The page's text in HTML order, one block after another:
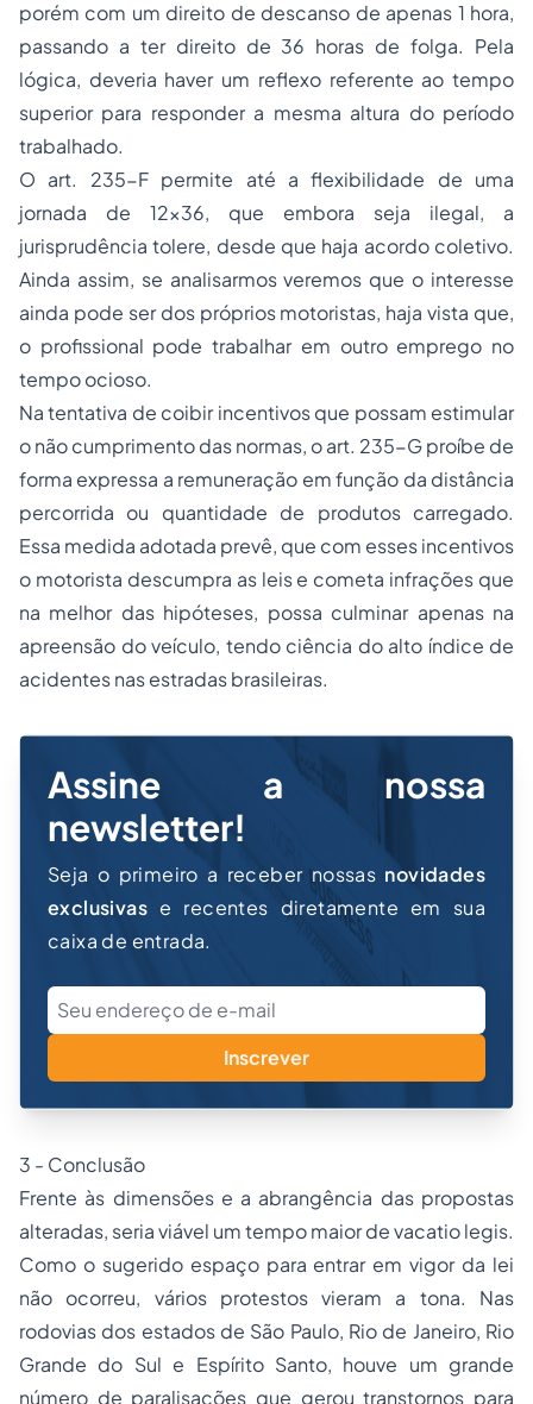
porém com um direito de descanso de apenas 1 hora,
passando a ter direito de 36 horas de folga. Pela
lógica, deveria haver um reflexo referente ao tempo
superior para responder a mesma altura do período
trabalhado.
O art. 235-F permite até a flexibilidade de uma
jornada de 12x36, que embora seja ilegal, a
jurisprudência tolere, desde que haja acordo coletivo.
Ainda assim, se analisarmos veremos que o interesse
ainda pode ser dos próprios motoristas, haja vista que,
o profissional pode trabalhar em outro emprego no
tempo ocioso.
Na tentativa de coibir incentivos que possam estimular
o não cumprimento das normas, o art. 235-G proíbe de
forma expressa a remuneração em função da distância
percorrida ou quantidade de produtos carregado.
Essa medida adotada prevê, que com esses incentivos
o motorista descumpra as leis e cometa infrações que
na melhor das hipóteses, possa culminar apenas na
apreensão do veículo, tendo ciência do alto índice de
acidentes nas estradas brasileiras.
Assine a nossa
newsletter!
Seja o primeiro a receber nossas novidades
exclusivas e recentes diretamente em sua
caixa de entrada.
Inscrever
3 - Conclusão
Frente às dimensões e a abrangência das propostas
alteradas, seria viável um tempo maior de vacatio legis.
Como o sugerido espaço para entrar em vigor da lei
não ocorreu, vários protestos vieram a tona. Nas
rodovias dos estados de São Paulo, Rio de Janeiro, Rio
Grande do Sul e Espírito Santo, houve um grande
número de paralisações que gerou transtornos para